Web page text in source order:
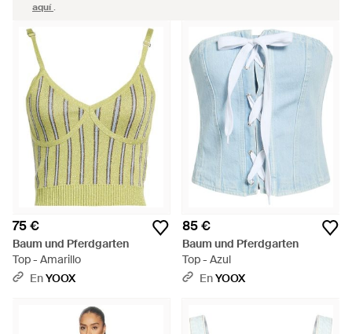
aquí.
75 €
Baum und Pferdgarten
Top - Amarillo
EnYOOX
85 €
Baum und Pferdgarten
Top - Azul
EnYOOX